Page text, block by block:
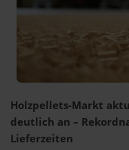
Holzpellets-Markt
deutlich an –
Lieferzeiten